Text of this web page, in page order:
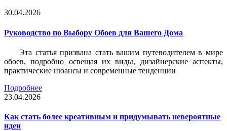
30.04.2026
Руководство по Выбору Обоев для Вашего Дома
Эта статья призвана стать вашим путеводителем в мире
обоев, подробно освещая их виды, дизайнерские аспекты,
практические нюансы и современные тенденции
Подробнее
23.04.2026
Как стать более креативным и придумывать невероятные
идеи